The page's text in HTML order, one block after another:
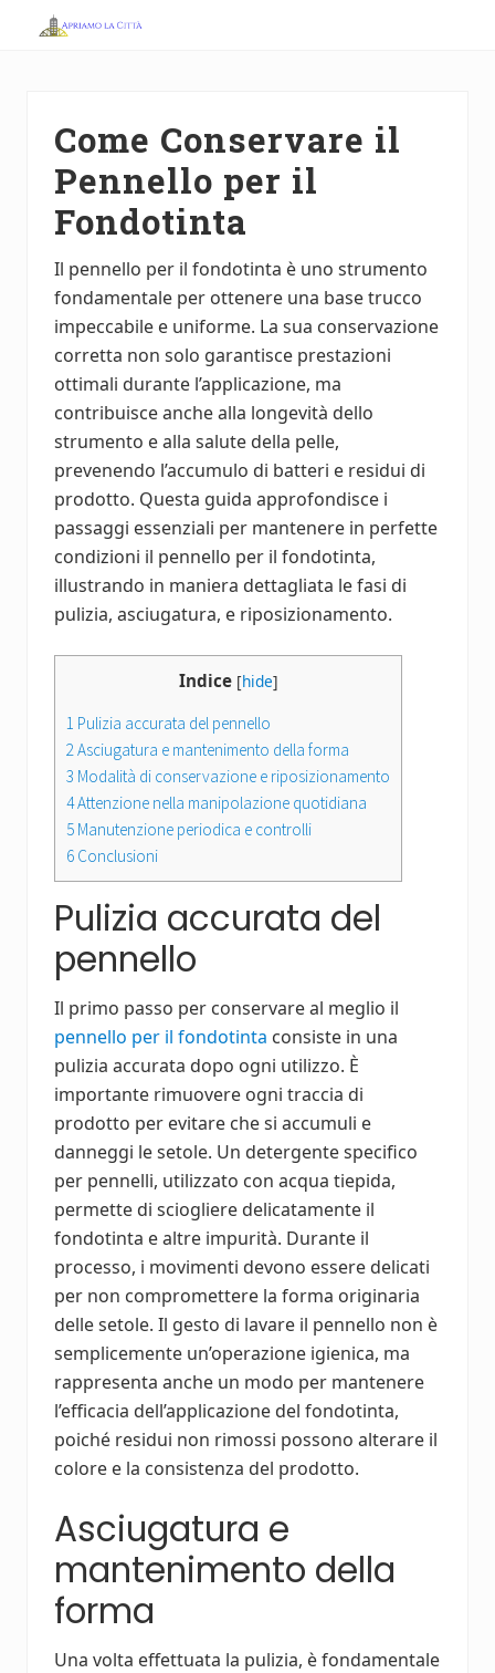
Come Conservare il
Pennello per il
Fondotinta
Il pennello per il fondotinta è uno strumento
fondamentale per ottenere una base trucco
impeccabile e uniforme. La sua conservazione
corretta non solo garantisce prestazioni
ottimali durante l’applicazione, ma
contribuisce anche alla longevità dello
strumento e alla salute della pelle,
prevenendo l’accumulo di batteri e residui di
prodotto. Questa guida approfondisce i
passaggi essenziali per mantenere in perfette
condizioni il pennello per il fondotinta,
illustrando in maniera dettagliata le fasi di
pulizia, asciugatura, e riposizionamento.
Indice [hide]
1 Pulizia accurata del pennello
2Asciugatura e mantenimento della forma
3 Modalità di conservazione e riposizionamento
4Attenzione nella manipolazione quotidiana
5 Manutenzione periodica e controlli
6 Conclusioni
Pulizia accurata del
pennello
Il primo passo per conservare al meglio il
pennello per il fondotinta consiste in una
pulizia accurata dopo ogni utilizzo. È
importante rimuovere ogni traccia di
prodotto per evitare che si accumuli e
danneggi le setole. Un detergente specifico
per pennelli, utilizzato con acqua tiepida,
permette di sciogliere delicatamente il
fondotinta e altre impurità. Durante il
processo, i movimenti devono essere delicati
per non compromettere la forma originaria
delle setole. Il gesto di lavare il pennello non è
semplicemente un’operazione igienica, ma
rappresenta anche un modo per mantenere
l’efficacia dell’applicazione del fondotinta,
poiché residui non rimossi possono alterare il
colore e la consistenza del prodotto.
Asciugatura e
mantenimento della
forma
Una volta effettuata la pulizia, è fondamentale